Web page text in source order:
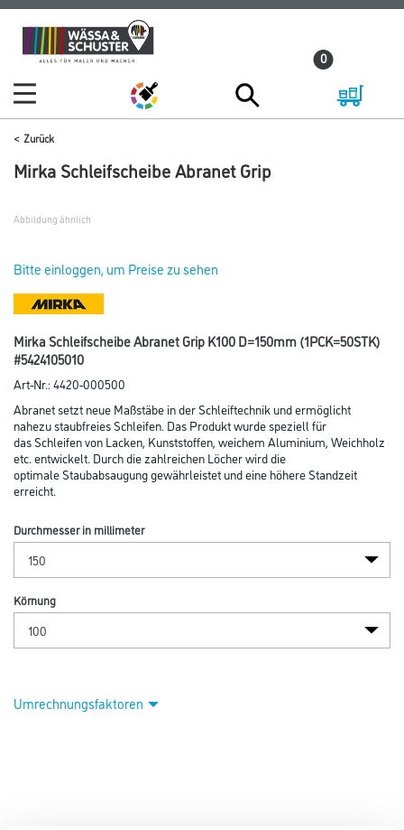
Zum
Inhalt
Zum
Navigationsmenü
0
Zurück
Mirka Schleifscheibe Abranet Grip
Abbildung ähnlich
Bitte einloggen, um Preise zu sehen
Mirka Schleifscheibe Abranet Grip K100 D=150mm (1PCK=50STK)
#5424105010
Art-Nr.:4420-000500
Abranet setzt neue Maßstäbe in der Schleiftechnik und ermöglicht
nahezu staubfreies Schleifen. Das Produkt wurde speziell für
das Schleifen von Lacken, Kunststoffen, weichem Aluminium, Weichholz
etc. entwickelt. Durch die zahlreichen Löcher wird die
optimale Staubabsaugung gewährleistet und eine höhere Standzeit
erreicht.
Durchmesser in millimeter
Körnung
Umrechnungsfaktoren